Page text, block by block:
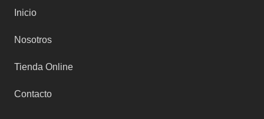
Inicio
Nosotros
Tienda Online
Contacto